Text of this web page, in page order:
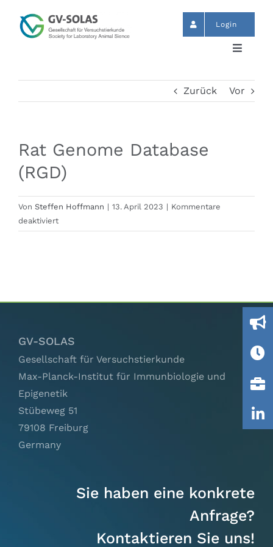
Inhalt
springen
Login
Toggle
Start
GV-SOLAS
Jobs
Links
Kontakt
Zurück Vor
Rat Genome Database
(RGD)
Von Steffen Hoffmann | 13. April 2023 | Kommentare
deaktiviertfür
Rat
GV-SOLAS
Gesellschaft für Versuchstierkunde
Max-Planck-Institut für Immunbiologie und
Epigenetik
Stübeweg 51
79108 Freiburg
Germany
Sie haben eine konkrete
Anfrage?
Kontaktieren Sie uns!